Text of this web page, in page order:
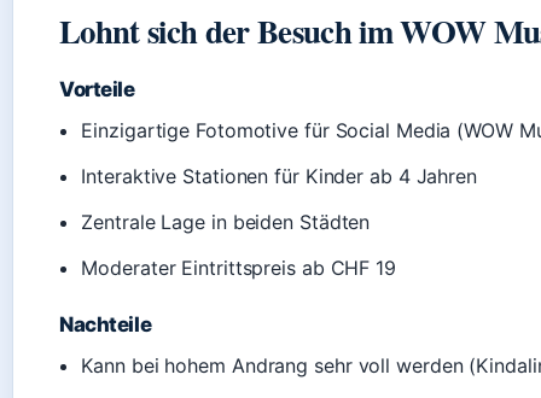
Lohnt sich der Besuch im WOW
Vorteile
Einzigartige Fotomotive für Social Media (WOW
Interaktive Stationen für Kinder ab 4 Jahren
Zentrale Lage in beiden Städten
Moderater Eintrittspreis ab CHF 19
Nachteile
Kann bei hohem Andrang sehr voll werden